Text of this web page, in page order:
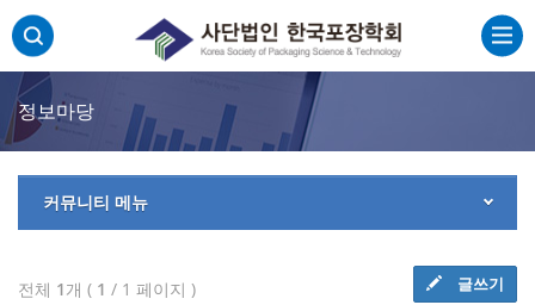
정보마당
커뮤니티 메뉴
전체 1개 ( 1 / 1 페이지 ) 글쓰기